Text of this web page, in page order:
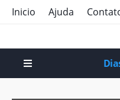
Inicio Ajuda